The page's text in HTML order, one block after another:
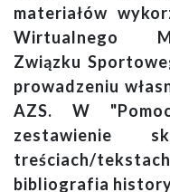
materiałów
Wirtualnego
Związku
prowadzeniu
AZS. W
zestawienie
treściach/
bibliografia